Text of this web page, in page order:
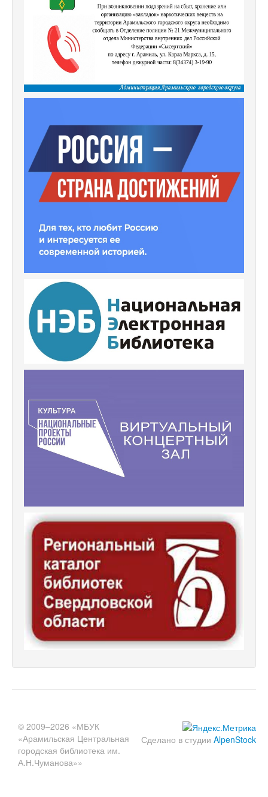
Сделано в студии AlpenStock
© 2009–2026 «МБУК
«Арамильская Центральная
городская библиотека им.
А.Н.Чуманова»»